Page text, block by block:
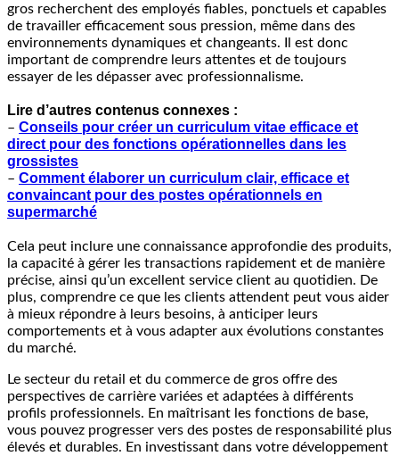
gros recherchent des employés fiables, ponctuels et capables
de travailler efficacement sous pression, même dans des
environnements dynamiques et changeants. Il est donc
important de comprendre leurs attentes et de toujours
essayer de les dépasser avec professionnalisme.
Lire d’autres contenus connexes :
– Conseils pour créer un curriculum vitae efficace et
direct pour des fonctions opérationnelles dans les
grossistes
– Comment élaborer un curriculum clair, efficace et
convaincant pour des postes opérationnels en
supermarché
Cela peut inclure une connaissance approfondie des produits,
la capacité à gérer les transactions rapidement et de manière
précise, ainsi qu’un excellent service client au quotidien. De
plus, comprendre ce que les clients attendent peut vous aider
à mieux répondre à leurs besoins, à anticiper leurs
comportements et à vous adapter aux évolutions constantes
du marché.
Le secteur du retail et du commerce de gros offre des
perspectives de carrière variées et adaptées à différents
profils professionnels. En maîtrisant les fonctions de base,
vous pouvez progresser vers des postes de responsabilité plus
élevés et durables. En investissant dans votre développement